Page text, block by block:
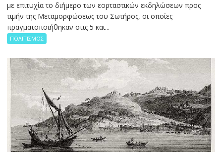
με επιτυχία το διήμερο των εορταστικών εκδηλώσεων προς
τιμήν της Μεταμορφώσεως του Σωτήρος, οι οποίες
πραγματοποιήθηκαν στις 5 και...
ΠΟΛΙΤΙΣΜΟΣ